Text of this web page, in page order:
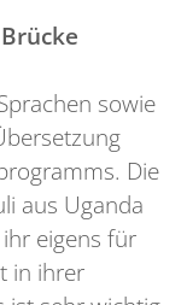
sowie
Die
aus Uganda
eigens für
in ihrer